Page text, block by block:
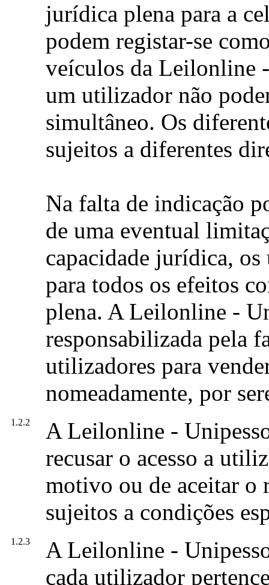
jurídica plena para a
podem registar-se
veículos da Leilonline
um utilizador não
simultâneo. Os
sujeitos a diferentes
Na falta de indicação
de uma eventual
capacidade jurídica,
para todos os efeitos
plena. A Leilonline -
responsabilizada pela
utilizadores para
nomeadamente, por
1.2.2
A Leilonline -
recusar o acesso a
motivo ou de aceitar o
sujeitos a condições
1.2.3
A Leilonline -
cada utilizador